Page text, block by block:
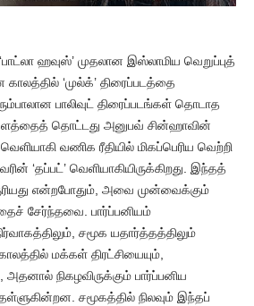
ஹவுஸ்’ முதலான இஸ்லாமிய வெறுப்புத்
‘முல்க்’ திரைப்படத்தை
பாலிவுட் திரைப்படங்கள் தொடாத
தொட்டது அனுபவ் சின்ஹாவின்
வெளியாகி வணிக ரீதியில் மிகப்பெரிய வெற்றி
‘தப்பட்’ வெளியாகியிருக்கிறது. இந்தத்
என்றபோதும், அவை முன்வைக்கும்
சேர்ந்தவை. பார்ப்பனியம்
சமூக யதார்த்தத்திலும்
மக்கள் திரட்சியையும்,
நிகழவிருக்கும் பார்ப்பனிய
சமூகத்தில் நிலவும் இந்தப்